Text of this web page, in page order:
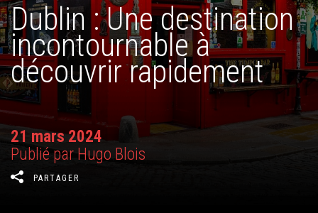
Dublin : Une destination
incontournable à
découvrir rapidement
21 mars 2024
Publié par Hugo Blois
PARTAGER